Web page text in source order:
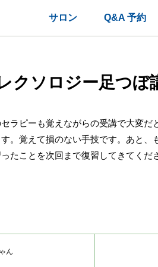
サロン Q&A 予約
クソロジー足つぼ
ラピーも覚えながらの受講で大変
。覚えて損のない手技です。あと
たことを次回まで復習してきてくだ
ん